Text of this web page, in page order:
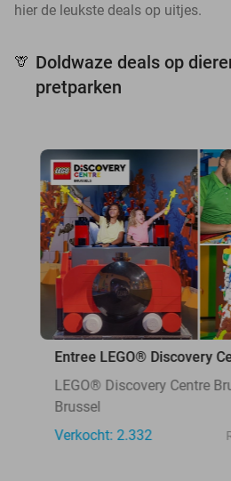
hier de leukste deals op uitjes.
🦒 Doldwaze deals op
pretparken
Entree LEGO® Discovery
LEGO® Discovery Centre
Brussel
Verkocht: 2.332